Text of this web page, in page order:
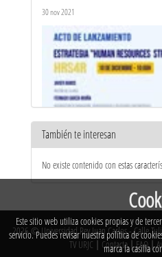
30 nov 2021
HRS4R – Acto de lanzamiento de
Resources Strategy for
También te interesan
No existe contenido con estas
2026 © Universidad Rey Juan Carlos - Calle
TV URJC
Contacta |FAQ |
Este sitio web utiliza cookies propias y de
servicio. Puedes revisar nuestra política de
marca la casilla